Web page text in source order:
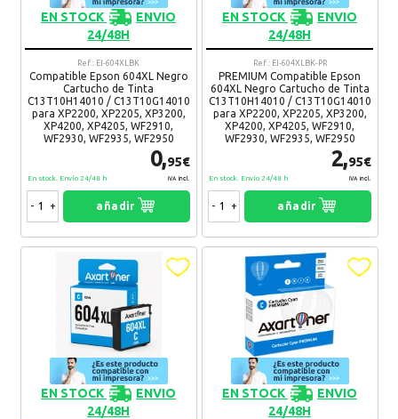
Epson WorkForce WF-2930DWF / WF2930
Epson WorkForce WF-2935DWF / WF2935
Epson WorkForce WF-2950DWF / WF2950
¿Recomendaría su compra?
25 Comentario(s)
06. 06. 2026
Funcionan correctamente
Ventajas:
Rapido de entrega
Desventajas:
Ninguna
Recomendaría su compra:Si
25. 05. 2025
Entrega inmediata en 24 horas.
Recomendaría su compra:
Manolo 25. 05. 2025
EN STOCK
ENVIO
24/48H
Ref.: EI-604XLBK
Compatible Epson 604XL Negro
Cartucho de Tinta
C13T10H14010 / C13T10G14010
para XP2200, XP2205, XP3200,
XP4200, XP4205, WF2910,
WF2930, WF2935, WF2950
0,95€
IVA Incl.
En stock. Envío 24/48 h
- + añadir
EN STOCK
ENVIO
24/48H
Ref.: EI-604XLBK-PR
PREMIUM Compatible Epson
604XL Negro Cartucho de Tinta
C13T10H14010 / C13T10G14010
para XP2200, XP2205, XP3200,
XP4200, XP4205, WF2910,
WF2930, WF2935, WF2950
2,95€
IVA Incl.
En stock. Envío 24/48 h
- + añadir
EN STOCK
ENVIO
24/48H
EN STOCK
ENVIO
24/48H